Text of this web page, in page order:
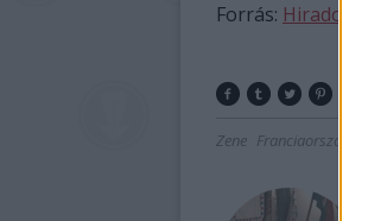
Forrás: Hirado.hu
Zene Franciaország